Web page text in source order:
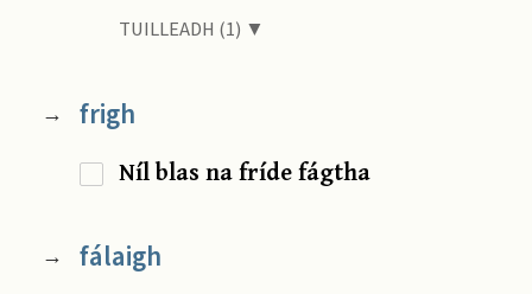
TUILLEADH (1) ▼
→ frigh
Níl blas na fríde fágtha
→ fálaigh